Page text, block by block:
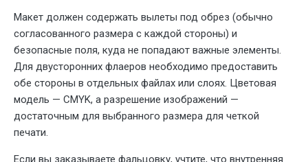
Макет должен содержать вылеты под обрез (обычно
согласованного размера с каждой стороны) и
безопасные поля, куда не попадают важные элементы.
Для двусторонних флаеров необходимо предоставить
обе стороны в отдельных файлах или слоях. Цветовая
модель — CMYK, а разрешение изображений —
достаточным для выбранного размера для четкой
печати.
Если вы заказываете фальцовку, учтите, что внутренняя